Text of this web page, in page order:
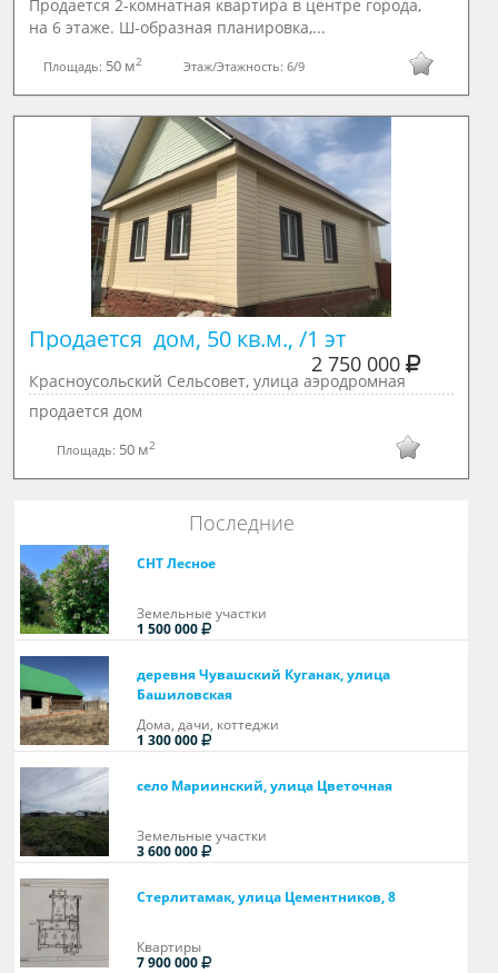
Продается 2-комнатная квартира в центре города,
на 6 этаже. Ш-образная планировка,...
Площадь: 50 м2 Этаж/Этажность:6/9
Продается  дом, 50 кв.м., /1 эт
2 750 000
Красноусольский Сельсовет, улица аэродромная
продается дом
Площадь: 50 м2
Последние
СНТ Лесное
Земельные участки
1 500 000
деревня Чувашский Куганак, улица
Башиловская
Дома, дачи, коттеджи
1 300 000
село Мариинский, улица Цветочная
Земельные участки
3 600 000
Стерлитамак, улица Цементников, 8
Квартиры
7 900 000